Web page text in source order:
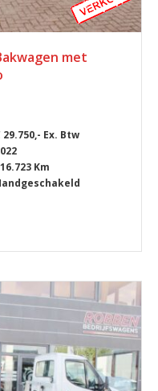
met
29.750,- Ex. Btw
Km